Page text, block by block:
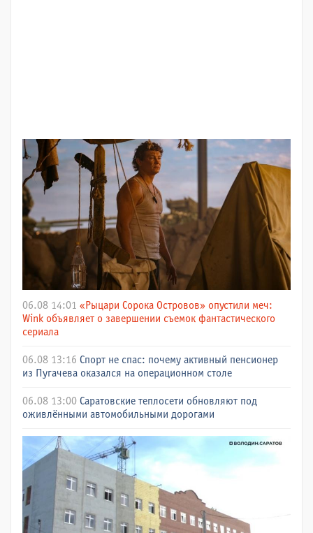
06.08 14:01 «Рыцари Сорока Островов» опустили меч:
Wink объявляет о завершении съемок фантастического
сериала
06.08 13:16 Спорт не спас: почему активный пенсионер
из Пугачева оказался на операционном столе
06.08 13:00 Саратовские теплосети обновляют под
оживлёнными автомобильными дорогами